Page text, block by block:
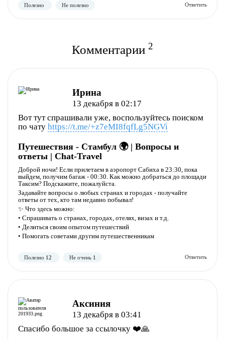
Полезно Не полезно
Полезно Не полезно
Комментарии 2
Ирина
13 декабря в 02:17
Вот тут спрашивали уже, воспользуйтесь поиском
по чату https://t.me/+z7eMI8fqfLg5NGVi
Путешествия - Стамбул 🌍 | Вопросы и
ответы | Chat-Travel
Доброй ночи! Если прилетаем в аэропорт Сабиха в 23:30, пока
выйдем, получим багаж - 00:30. Как можно добраться до площади
Таксим? Подскажите, пожалуйста.
Задавайте вопросы о любых странах и городах - получайте
ответы от тех, кто там недавно побывал!
✨ Что здесь можно:
• Спрашивать о странах, городах, отелях, визах и т.д.
• Делиться своим опытом путешествий
• Помогать советами другим путешественникам
Аксиния
13 декабря в 03:41
Спасибо большое за ссылочку ❤️🙏